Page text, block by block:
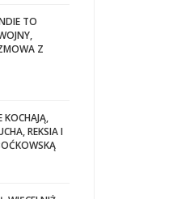
TO
Z
KOCHAJĄ,
REKSIA I